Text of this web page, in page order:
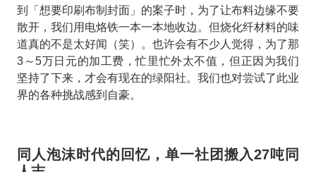
到「想要印刷布制封面」的案子时，为了让布料边缘不要
散开，我们用电烙铁一本一本地收边。但烧化纤材料的味
道真的不是太好闻（笑）。也许会有不少人觉得，为了那
3～5万日元的加工费，忙里忙外太不值，但正因为我们
坚持了下来，才会有现在的绿阳社。我们也对尝试了此业
界的各种挑战感到自豪。
同人泡沫时代的回忆，单一社团搬入27吨同